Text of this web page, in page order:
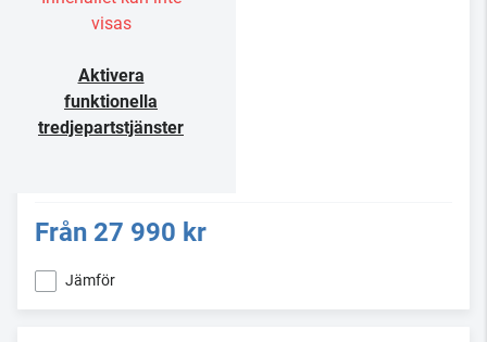
visas
Aktivera
funktionella
tredjepartstjänster
Från 27 990 kr
Jämför